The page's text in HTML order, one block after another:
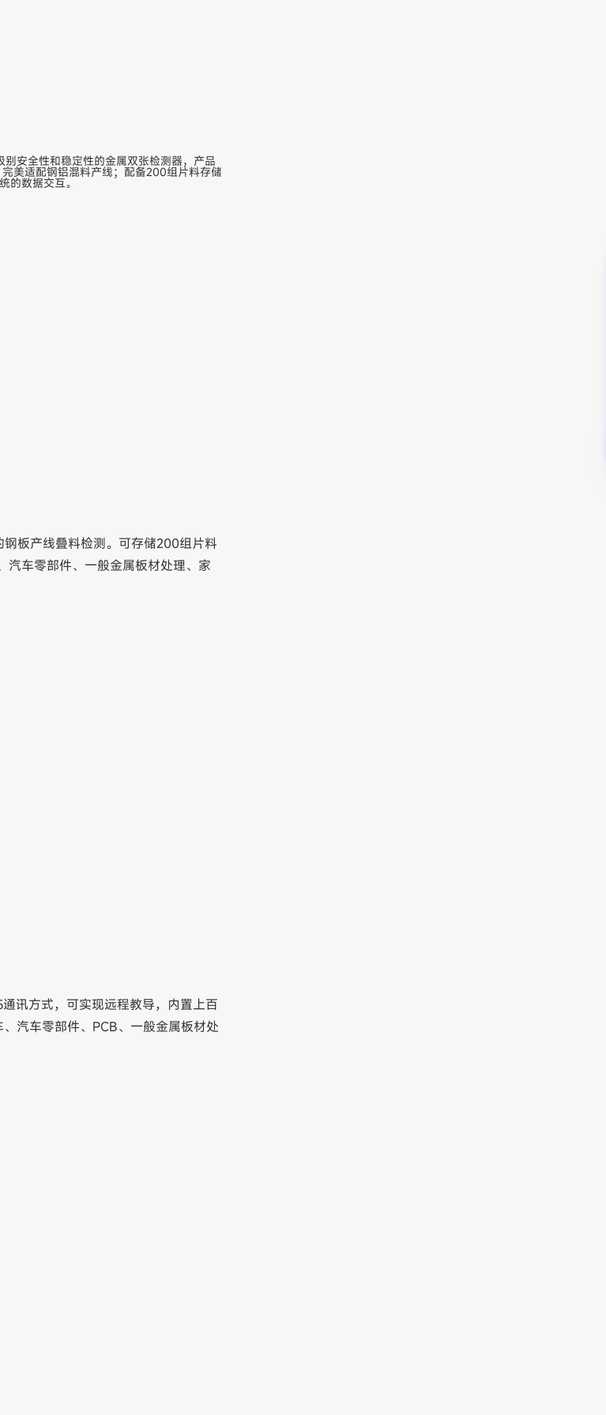
安全性和稳定性的金属双张检测器，产品
美适配钢铝混料产线；配备200组片料存储
的数据交互。
板产线叠料检测。可存储200组片料
车零部件、一般金属板材处理、家
讯方式，可实现远程教导，内置上百
汽车零部件、PCB、一般金属板材处